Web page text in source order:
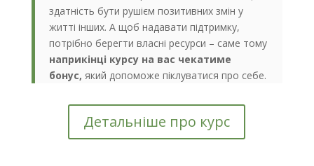
здатність бути рушієм позитивних змін у
житті інших. А щоб надавати підтримку,
потрібно берегти власні ресурси – саме тому
наприкінці курсу на вас чекатиме
бонус, який допоможе піклуватися про себе.
Детальніше про курс